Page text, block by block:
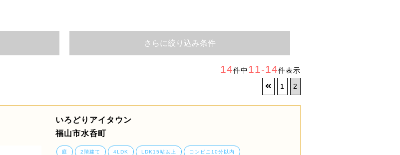
さらに絞り込み条件
14件中11-14件表示
1
2
いろどりアイタウン
福山市水呑町
庭 2階建て 4LDK LDK15帖以上 コンビニ10分以内